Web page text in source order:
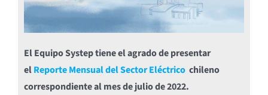
El Equipo Systep tiene el agrado de presentar
elReporte Mensual del Sector Eléctrico chileno
correspondiente al mes de julio de 2022.